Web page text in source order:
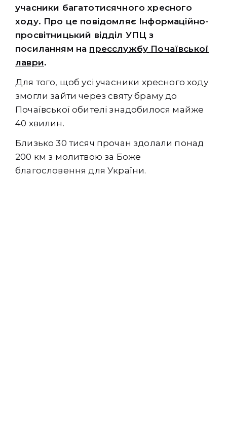
учасники багатотисячного хресного
ходу. Про це повідомляє Інформаційно-
просвітницький відділ УПЦ з
посиланням на пресслужбу Почаївської
лаври.
Для того, щоб усі учасники хресного ходу
змогли зайти через святу браму до
Почаївської обителі знадобилося майже
40 хвилин.
Близько 30 тисяч прочан здолали понад
200 км з молитвою за Боже
благословення для України.